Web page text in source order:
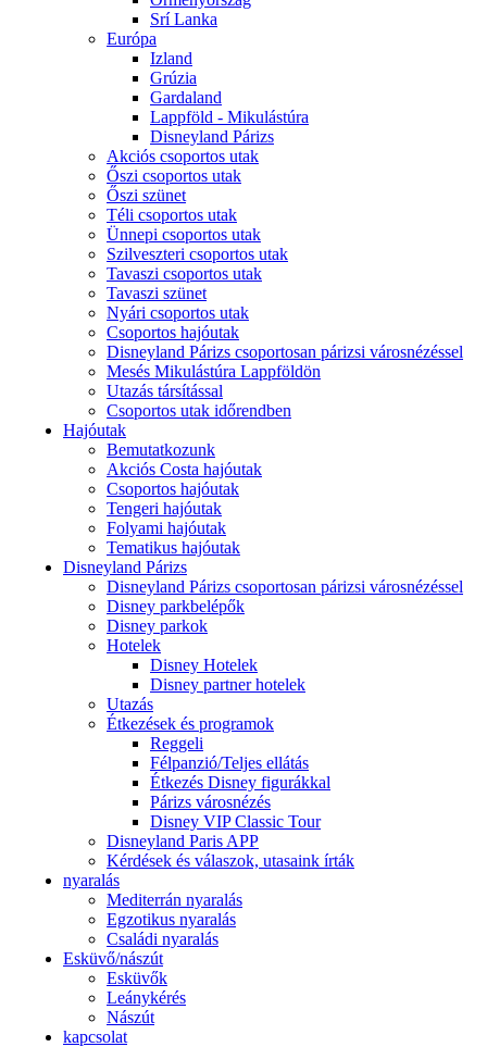
Srí Lanka
Európa
Izland
Grúzia
Gardaland
Lappföld - Mikulástúra
Disneyland Párizs
Akciós csoportos utak
Őszi csoportos utak
Őszi szünet
Téli csoportos utak
Ünnepi csoportos utak
Szilveszteri csoportos utak
Tavaszi csoportos utak
Tavaszi szünet
Nyári csoportos utak
Csoportos hajóutak
Disneyland Párizs csoportosan párizsi városnézéssel
Mesés Mikulástúra Lappföldön
Utazás társítással
Csoportos utak időrendben
Hajóutak
Bemutatkozunk
Akciós Costa hajóutak
Csoportos hajóutak
Tengeri hajóutak
Folyami hajóutak
Tematikus hajóutak
Disneyland Párizs
Disneyland Párizs csoportosan párizsi városnézéssel
Disney parkbelépők
Disney parkok
Hotelek
Disney Hotelek
Disney partner hotelek
Utazás
Étkezések és programok
Reggeli
Félpanzió/Teljes ellátás
Étkezés Disney figurákkal
Párizs városnézés
Disney VIP Classic Tour
Disneyland Paris APP
Kérdések és válaszok, utasaink írták
nyaralás
Mediterrán nyaralás
Egzotikus nyaralás
Családi nyaralás
Esküvő/nászút
Esküvők
Leánykérés
Nászút
kapcsolat